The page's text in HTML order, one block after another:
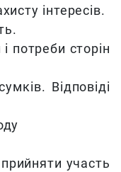
інтересів.
потреби сторін
Відповіді
участь